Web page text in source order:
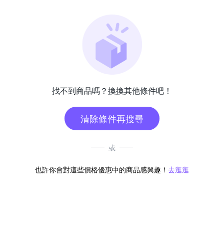
找不到商品嗎？換換其他條件吧！
清除條件再搜尋
或
也許你會對這些價格優惠中的商品感興趣！ 去逛逛